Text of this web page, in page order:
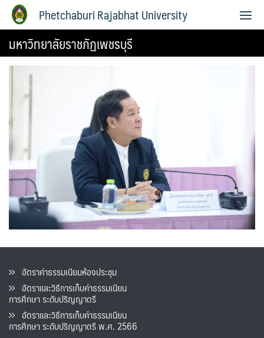
Phetchaburi Rajabhat University
มหาวิทยาลัยราชภัฏเพชรบุรี
อัตราค่าธรรมเนียมห้องประชุม
อัตราและวิธีการเก็บค่าธรรมเนียน
การศึกษา ระดับปริญญาตรี
อัตราและวิธีการเก็บค่าธรรมเนียน
การศึกษา ระดับปริญญาตรี พ.ศ. 2566